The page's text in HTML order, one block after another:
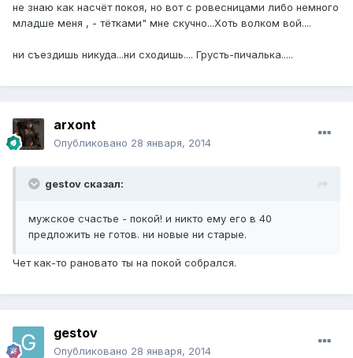
не знаю как насчёт покоя, но вот с ровесницами либо немного
младше меня , - тётками" мне скучно...Хоть волком вой....
ни съездишь никуда...ни сходишь.... Грусть-пичалька.....
arxont
Опубликовано 28 января, 2014
gestov сказал:
мужское счастье - покой! и никто ему его в 40
предложить не готов. ни новые ни старые.
Чет как-то рановато ты на покой собрался.
gestov
Опубликовано 28 января, 2014